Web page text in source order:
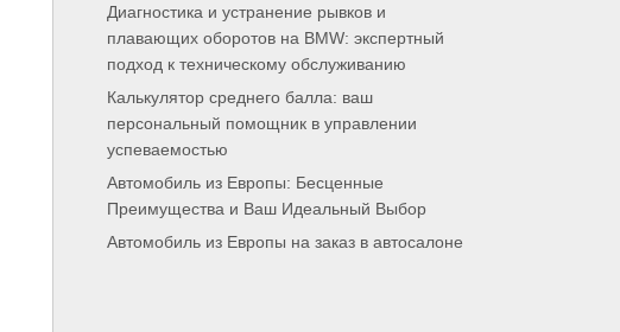
Диагностика и устранение рывков и
плавающих оборотов на BMW: экспертный
подход к техническому обслуживанию
Калькулятор среднего балла: ваш
персональный помощник в управлении
успеваемостью
Автомобиль из Европы: Бесценные
Преимущества и Ваш Идеальный Выбор
Автомобиль из Европы на заказ в автосалоне